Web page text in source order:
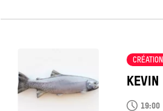
KEVIN
CRÉATION
19:00